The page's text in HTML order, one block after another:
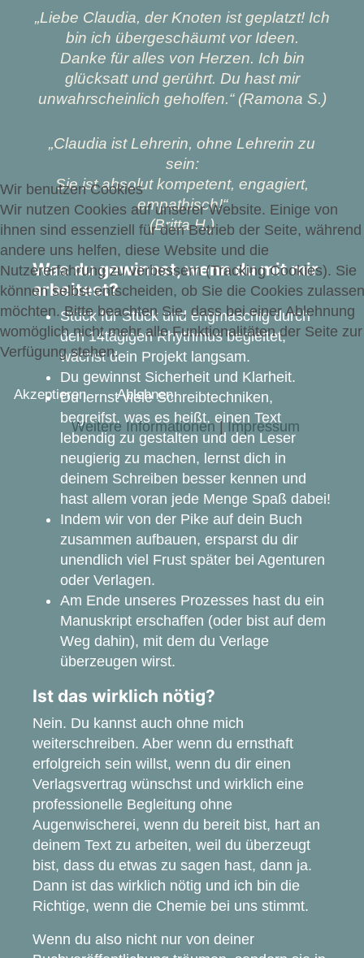
„Liebe Claudia, der Knoten ist geplatzt! Ich
bin ich übergeschäumt vor Ideen.
Danke für alles von Herzen. Ich bin
glücksatt und gerührt. Du hast mir
unwahrscheinlich geholfen.“ (Ramona S.)
„Claudia ist Lehrerin, ohne Lehrerin zu
sein:
Sie ist absolut kompetent, engagiert,
empathisch!“
(Britta H.)
Was du gewinnst, wenn du mit mir
arbeitest?
Stück für Stück und engmaschig durch
den 14tägigen Rhythmus begleitet,
wächst dein Projekt langsam.
Du gewinnst Sicherheit und Klarheit.
Du lernst viele Schreibtechniken,
begreifst, was es heißt, einen Text
lebendig zu gestalten und den Leser
neugierig zu machen, lernst dich in
deinem Schreiben besser kennen und
hast allem voran jede Menge Spaß dabei!
Indem wir von der Pike auf dein Buch
zusammen aufbauen, ersparst du dir
unendlich viel Frust später bei Agenturen
oder Verlagen.
Am Ende unseres Prozesses hast du ein
Manuskript erschaffen (oder bist auf dem
Weg dahin), mit dem du Verlage
überzeugen wirst.
Ist das wirklich nötig?
Nein. Du kannst auch ohne mich
weiterschreiben. Aber wenn du ernsthaft
erfolgreich sein willst, wenn du dir einen
Verlagsvertrag wünschst und wirklich eine
professionelle Begleitung ohne
Augenwischerei, wenn du bereit bist, hart an
deinem Text zu arbeiten, weil du überzeugt
bist, dass du etwas zu sagen hast, dann ja.
Dann ist das wirklich nötig und ich bin die
Richtige, wenn die Chemie bei uns stimmt.
Wenn du also nicht nur von deiner
Wir benutzen Cookies
Wir nutzen Cookies auf unserer Website. Einige von
ihnen sind essenziell für den Betrieb der Seite, während
andere uns helfen, diese Website und die
Nutzererfahrung zu verbessern (Tracking Cookies). Sie
können selbst entscheiden, ob Sie die Cookies zulassen
möchten. Bitte beachten Sie, dass bei einer Ablehnung
womöglich nicht mehr alle Funktionalitäten der Seite zur
Verfügung stehen.
Akzeptieren Ablehnen
Weitere Informationen|Impressum